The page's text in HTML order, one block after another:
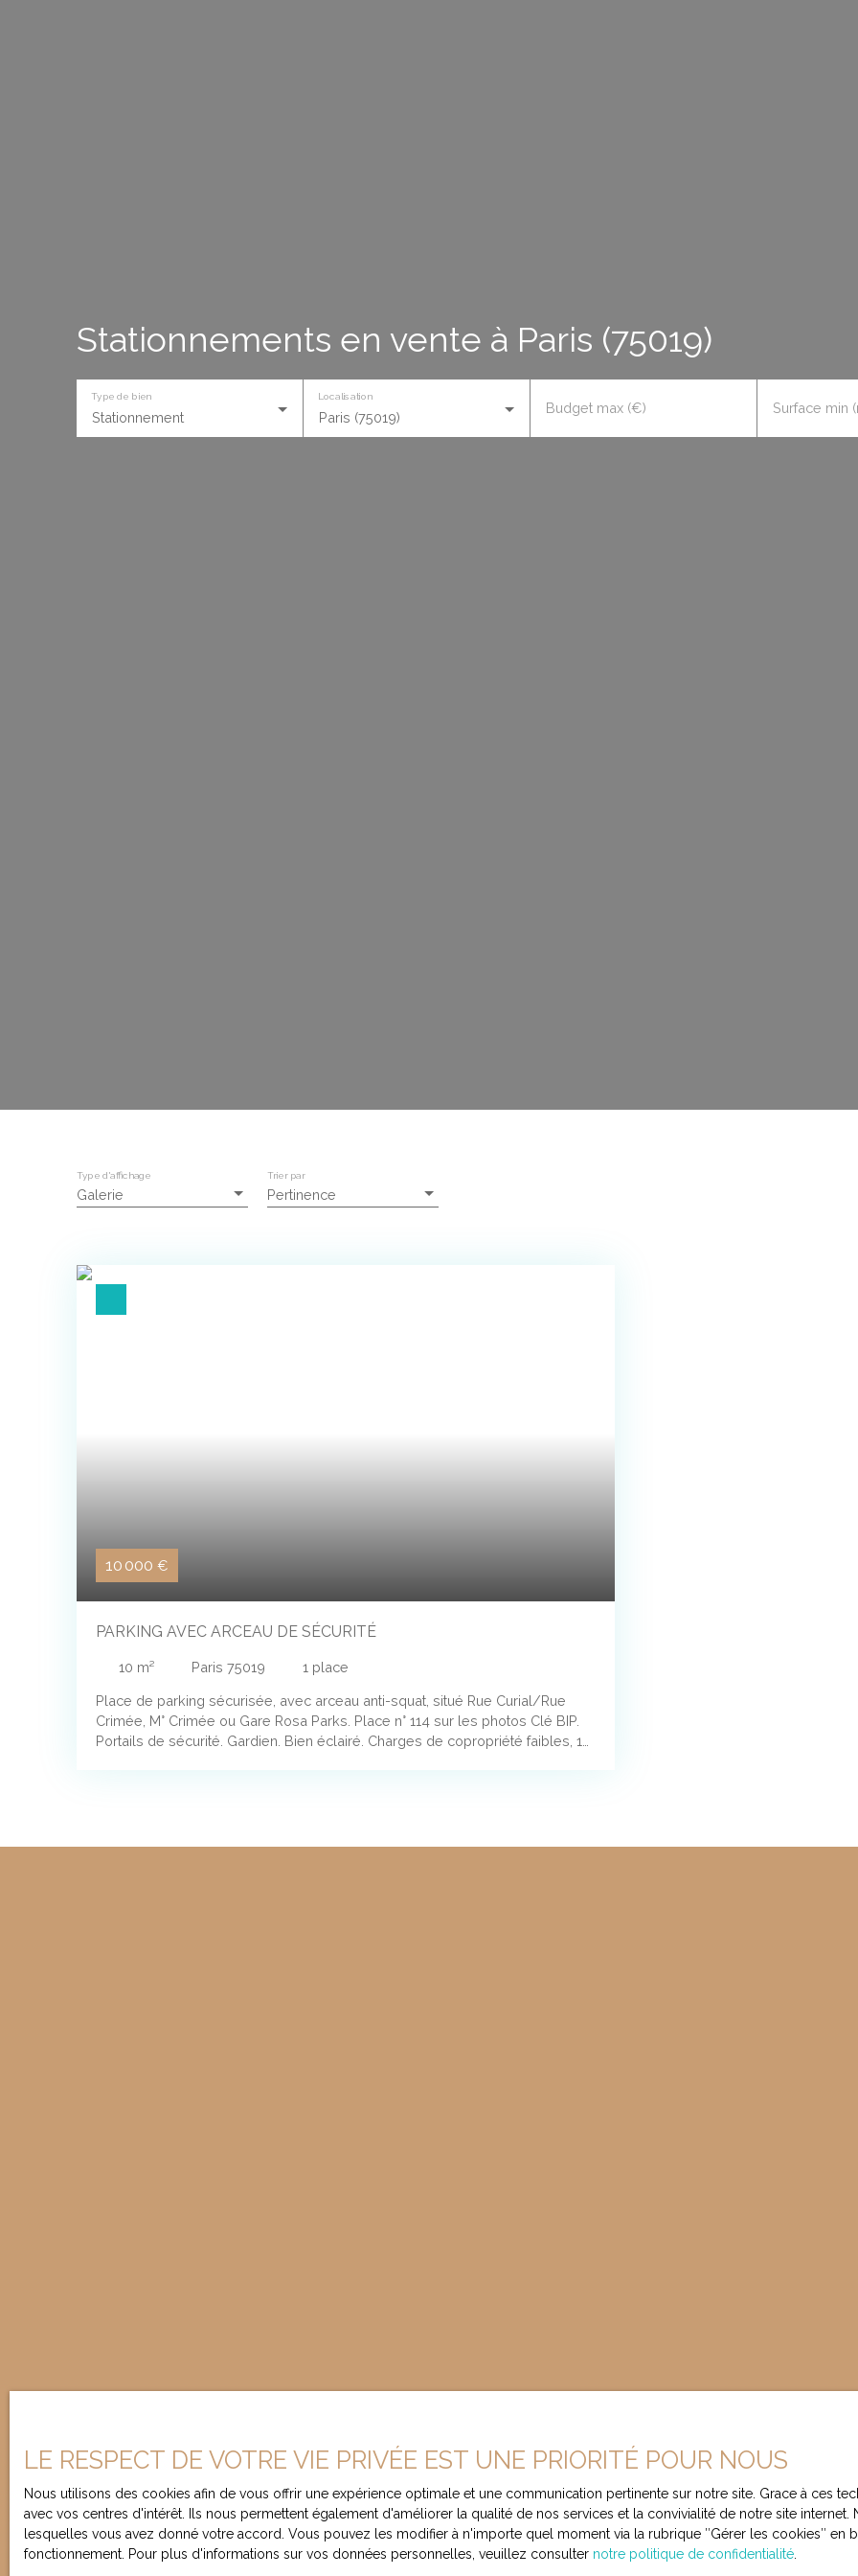
Stationnements en vente à Paris (75019)
Stationnement
Type de bien
Paris (75019)
Localisation
Budget max (€) Surface min
Galerie
Type d'affichage
Pertinence
Trier par
10 000 €
PARKING AVEC ARCEAU DE SÉCURITÉ
10 m² Paris 75019 1 place
Place de parking sécurisée, avec arceau anti-squat, situé Rue Curial/Rue
Crimée, M° Crimée ou Gare Rosa Parks. Place n° 114 sur les photos Clé BIP.
Portails de sécurité. Gardien. Bien éclairé. Charges de copropriété faibles, 10
Besoin d’une
évaluation de
LE RESPECT DE VOTRE VIE PRIVÉE EST UNE PRIORITÉ POUR NOUS
Nous utilisons des cookies afin de vous offrir une expérience optimale et une communication pertinente sur notre site. Grace à ces
avec vos centres d'intérêt. Ils nous permettent également d'améliorer la qualité de nos services et la convivialité de notre site
lesquelles vous avez donné votre accord. Vous pouvez les modifier à n'importe quel moment via la rubrique ″Gérer les cookies″ en
fonctionnement. Pour plus d'informations sur vos données personnelles, veuillez consulter notre politique de confidentialité